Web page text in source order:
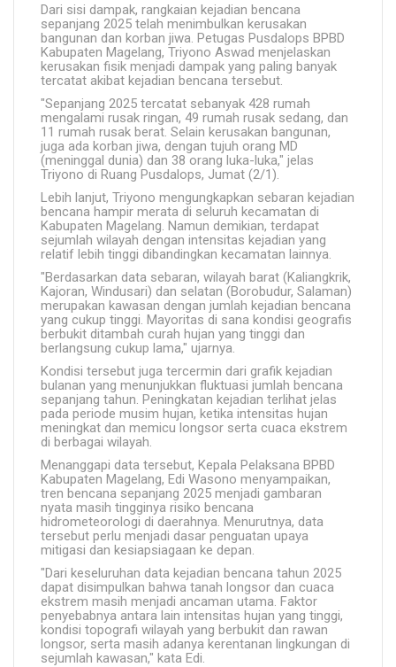
Dari sisi dampak, rangkaian kejadian bencana
sepanjang 2025 telah menimbulkan kerusakan
bangunan dan korban jiwa. Petugas Pusdalops BPBD
Kabupaten Magelang, Triyono Aswad menjelaskan
kerusakan fisik menjadi dampak yang paling banyak
tercatat akibat kejadian bencana tersebut.
"Sepanjang 2025 tercatat sebanyak 428 rumah
mengalami rusak ringan, 49 rumah rusak sedang, dan
11 rumah rusak berat. Selain kerusakan bangunan,
juga ada korban jiwa, dengan tujuh orang MD
(meninggal dunia) dan 38 orang luka-luka," jelas
Triyono di Ruang Pusdalops, Jumat (2/1).
Lebih lanjut, Triyono mengungkapkan sebaran kejadian
bencana hampir merata di seluruh kecamatan di
Kabupaten Magelang. Namun demikian, terdapat
sejumlah wilayah dengan intensitas kejadian yang
relatif lebih tinggi dibandingkan kecamatan lainnya.
"Berdasarkan data sebaran, wilayah barat (Kaliangkrik,
Kajoran, Windusari) dan selatan (Borobudur, Salaman)
merupakan kawasan dengan jumlah kejadian bencana
yang cukup tinggi. Mayoritas di sana kondisi geografis
berbukit ditambah curah hujan yang tinggi dan
berlangsung cukup lama," ujarnya.
Kondisi tersebut juga tercermin dari grafik kejadian
bulanan yang menunjukkan fluktuasi jumlah bencana
sepanjang tahun. Peningkatan kejadian terlihat jelas
pada periode musim hujan, ketika intensitas hujan
meningkat dan memicu longsor serta cuaca ekstrem
di berbagai wilayah.
Menanggapi data tersebut, Kepala Pelaksana BPBD
Kabupaten Magelang, Edi Wasono menyampaikan,
tren bencana sepanjang 2025 menjadi gambaran
nyata masih tingginya risiko bencana
hidrometeorologi di daerahnya. Menurutnya, data
tersebut perlu menjadi dasar penguatan upaya
mitigasi dan kesiapsiagaan ke depan.
"Dari keseluruhan data kejadian bencana tahun 2025
dapat disimpulkan bahwa tanah longsor dan cuaca
ekstrem masih menjadi ancaman utama. Faktor
penyebabnya antara lain intensitas hujan yang tinggi,
kondisi topografi wilayah yang berbukit dan rawan
longsor, serta masih adanya kerentanan lingkungan di
sejumlah kawasan," kata Edi.